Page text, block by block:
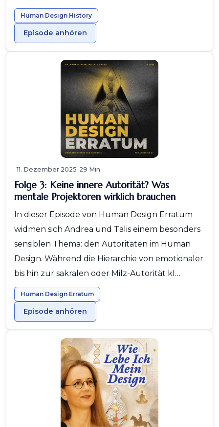
Human Design History
Episode anhören
11. Dezember 2025 29 Min.
Folge 3: Keine innere Autorität? Was
mentale Projektoren wirklich brauchen
In dieser Episode von Human Design Erratum
widmen sich Andrea und Talis einem besonders
sensiblen Thema: den Autoritäten im Human
Design. Während die Hierarchie von emotionaler
bis hin zur sakralen oder Milz-Autorität kl…
Human Design Erratum
Episode anhören